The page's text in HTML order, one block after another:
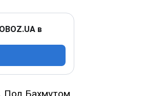
в